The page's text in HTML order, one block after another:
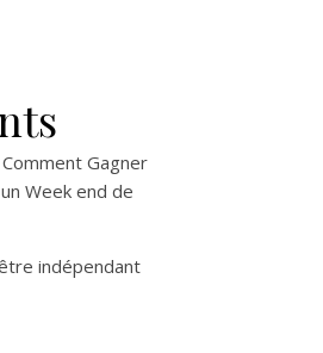
Comment Gagner
Week end de
indépendant